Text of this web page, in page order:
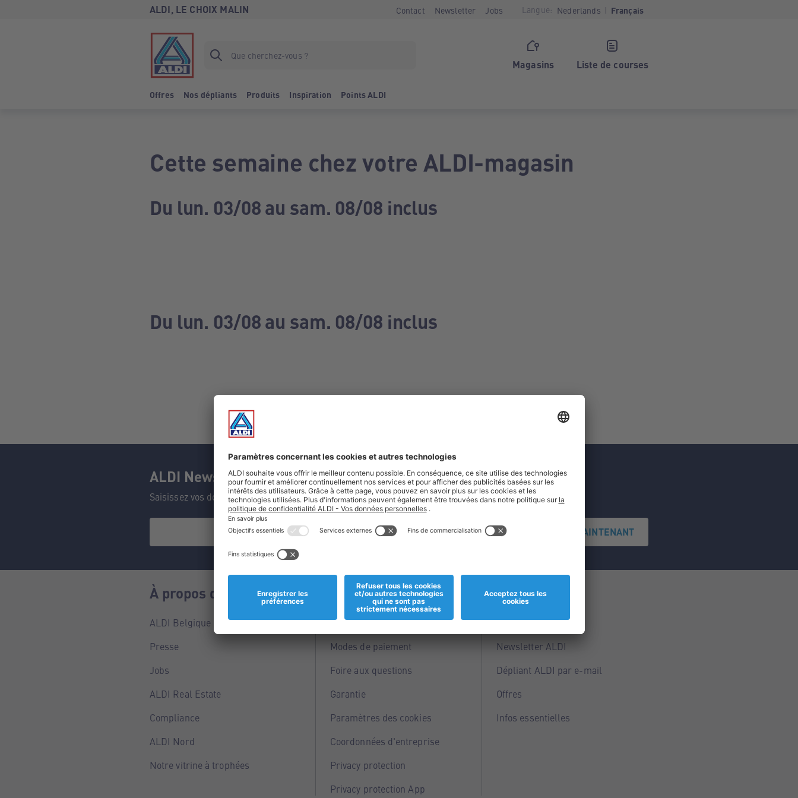
ALDI, LE CHOIX MALIN Contact Newsletter Jobs Langue: Nederlands Français
Magasins Liste de courses
Offres Nos dépliants Produits Inspiration Points ALDI
Cette semaine chez votre ALDI-magasin
Du lun. 03/08 au sam. 08/08 inclus
Du lun. 03/08 au sam. 08/08 inclus
ALDI Newsletter
Saisissez vos données et ne manquez aucune de nos offres.
S'INSCRIRE MAINTENANT
À propos de nous
ALDI Belgique
Presse
Jobs
ALDI Real Estate
Compliance
ALDI Nord
Notre vitrine à trophées
Informations
Magasins
Modes de paiement
Foire aux questions
Garantie
Paramètres des cookies
Coordonnées d'entreprise
Privacy protection
Privacy protection App
Service
Points ALDI
Newsletter ALDI
Dépliant ALDI par e-mail
Offres
Infos essentielles